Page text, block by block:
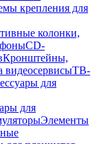
крепления для
колонки,
CD-
Кронштейны,
видеосервисыТВ-
для
для
Элементы